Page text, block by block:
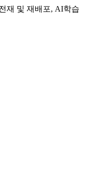
재 및 재배포, AI학습